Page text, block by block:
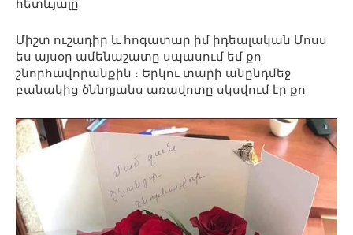
հետևյալը.
Միշտ ուշադիր և հոգատար իմ իդեալական Մոսս
ես այսօր ամենաշատը սպասում եմ քո
շնորհավորանքին ։ Երկու տարի անընդմեջ
բանակից ծննդյանս առավոտը սկսվում էր քո